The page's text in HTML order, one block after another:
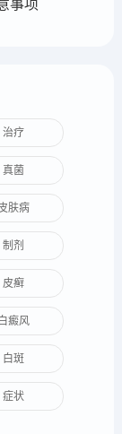
事项
治疗
真菌
肤病
制剂
皮癣
白癜风
白斑
症状